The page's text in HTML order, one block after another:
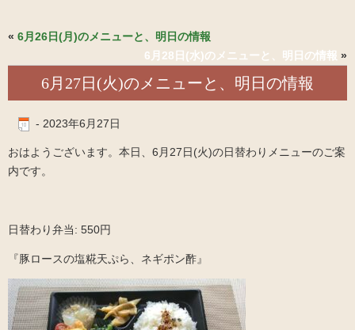
« 6月26日(月)のメニューと、明日の情報
6月28日(水)のメニューと、明日の情報 »
6月27日(火)のメニューと、明日の情報
- 2023年6月27日
おはようございます。本日、6月27日(火)の日替わりメニューのご案
内です。
日替わり弁当: 550円
『豚ロースの塩糀天ぷら、ネギポン酢』